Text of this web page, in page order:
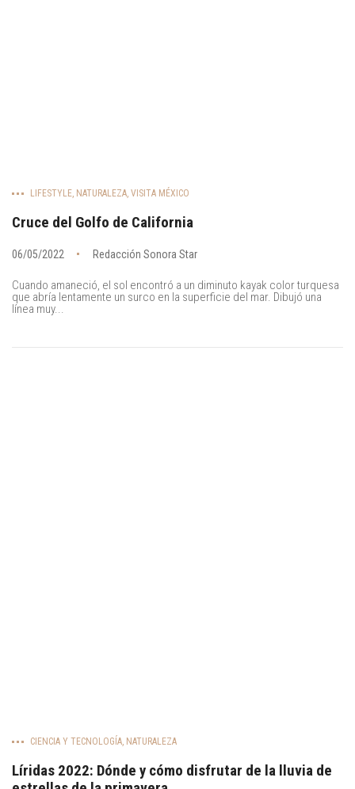
LIFESTYLE, NATURALEZA, VISITA MÉXICO
Cruce del Golfo de California
06/05/2022 Redacción Sonora Star
Cuando amaneció, el sol encontró a un diminuto kayak color turquesa
que abría lentamente un surco en la superficie del mar. Dibujó una
línea muy...
CIENCIA Y TECNOLOGÍA, NATURALEZA
Líridas 2022: Dónde y cómo disfrutar de la lluvia de